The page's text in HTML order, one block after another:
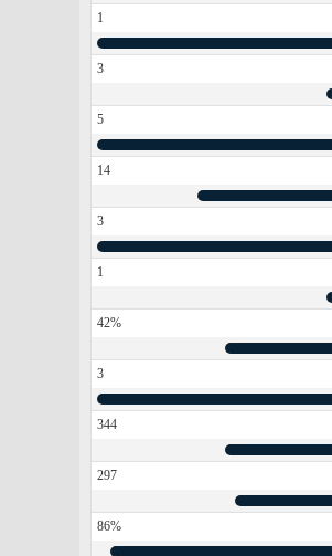
1
3
5
14
3
1
42%
3
344
297
86%